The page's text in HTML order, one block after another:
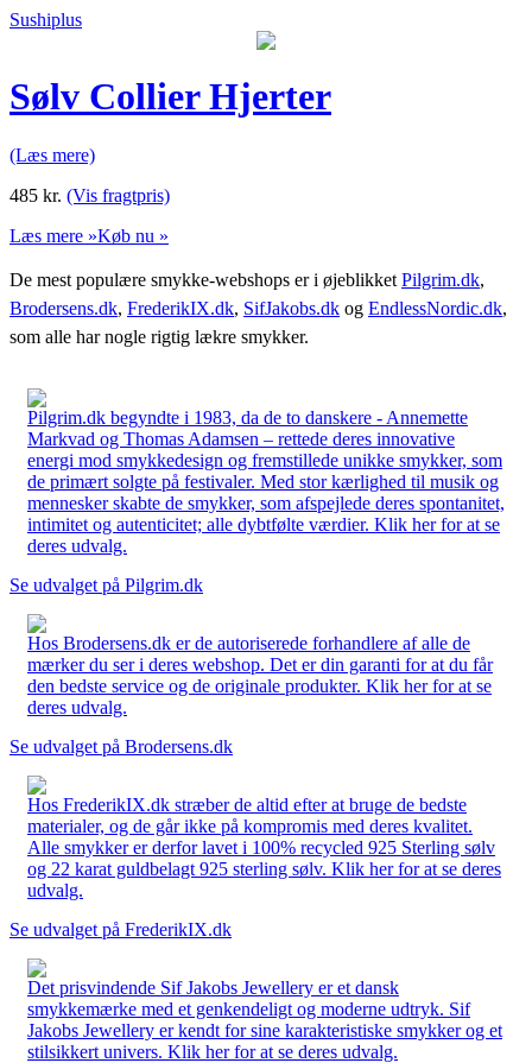
Sushiplus
Sølv Collier Hjerter
(Læs mere)
485 kr. (Vis fragtpris)
Læs mere »Køb nu »
De mest populære smykke-webshops er i øjeblikket Pilgrim.dk,
Brodersens.dk, FrederikIX.dk, SifJakobs.dk og EndlessNordic.dk,
som alle har nogle rigtig lækre smykker.
Pilgrim.dk begyndte i 1983, da de to danskere - Annemette
Markvad og Thomas Adamsen – rettede deres innovative
energi mod smykkedesign og fremstillede unikke smykker, som
de primært solgte på festivaler. Med stor kærlighed til musik og
mennesker skabte de smykker, som afspejlede deres spontanitet,
intimitet og autenticitet; alle dybtfølte værdier. Klik her for at se
deres udvalg.
Se udvalget på Pilgrim.dk
Hos Brodersens.dk er de autoriserede forhandlere af alle de
mærker du ser i deres webshop. Det er din garanti for at du får
den bedste service og de originale produkter. Klik her for at se
deres udvalg.
Se udvalget på Brodersens.dk
Hos FrederikIX.dk stræber de altid efter at bruge de bedste
materialer, og de går ikke på kompromis med deres kvalitet.
Alle smykker er derfor lavet i 100% recycled 925 Sterling sølv
og 22 karat guldbelagt 925 sterling sølv. Klik her for at se deres
udvalg.
Se udvalget på FrederikIX.dk
Det prisvindende Sif Jakobs Jewellery er et dansk
smykkemærke med et genkendeligt og moderne udtryk. Sif
Jakobs Jewellery er kendt for sine karakteristiske smykker og et
stilsikkert univers. Klik her for at se deres udvalg.